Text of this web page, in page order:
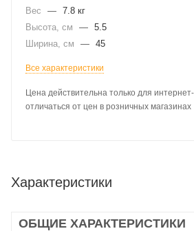
Вес
— 7.8 кг
Высота, см
— 5.5
Ширина, см
— 45
Все характеристики
Цена действительна только для
отличаться от цен в розничных магазинах
Характеристики
ОБЩИЕ ХАРАКТЕРИСТИКИ